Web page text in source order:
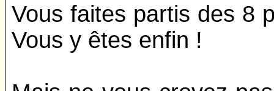
Vous faites partis des 8
Vous y êtes enfin !